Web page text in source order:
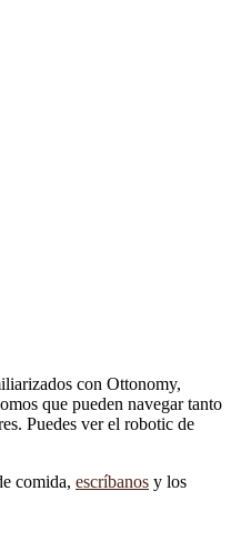
con Ottonomy,
que pueden navegar tanto
Puedes ver el robotic de
comida, escríbanos y los